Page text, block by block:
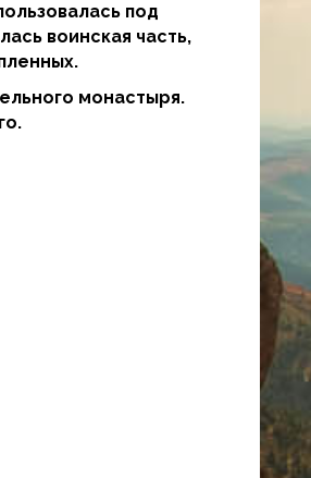
под
воинская часть,
монастыря.